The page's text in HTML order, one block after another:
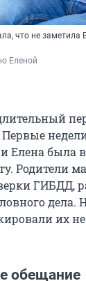
что не заметила
Еленой
и Елена была
Родители
ГИБДД,
дела.
их
обещание